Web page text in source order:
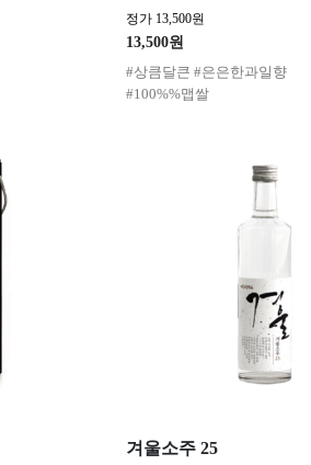
정가 13,500원
13,500원
#상큼달큰 #은은한과일향
#100%%맵쌀
겨울소주 25